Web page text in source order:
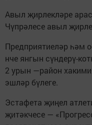
Авыл җирлекләре
Чүпрәлесе авыл
Предприятиеләр һәм
нче янгын сүндерү-
2 урын —район
эшләр бүлеге.
Эстафета җиңел
җитәкчесе —